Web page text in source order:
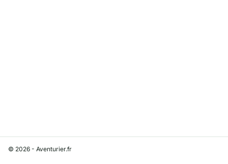
© 2026 - Aventurier.fr